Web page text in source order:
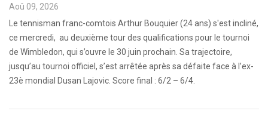
Aoû 09, 2026
Le tennisman franc-comtois Arthur Bouquier (24 ans) s'est incliné,
ce mercredi, au deuxième tour des qualifications pour le tournoi
de Wimbledon, qui s’ouvre le 30 juin prochain. Sa trajectoire,
jusqu’au tournoi officiel, s’est arrêtée après sa défaite face à l’ex-
23è mondial Dusan Lajovic. Score final : 6/2 – 6/4.